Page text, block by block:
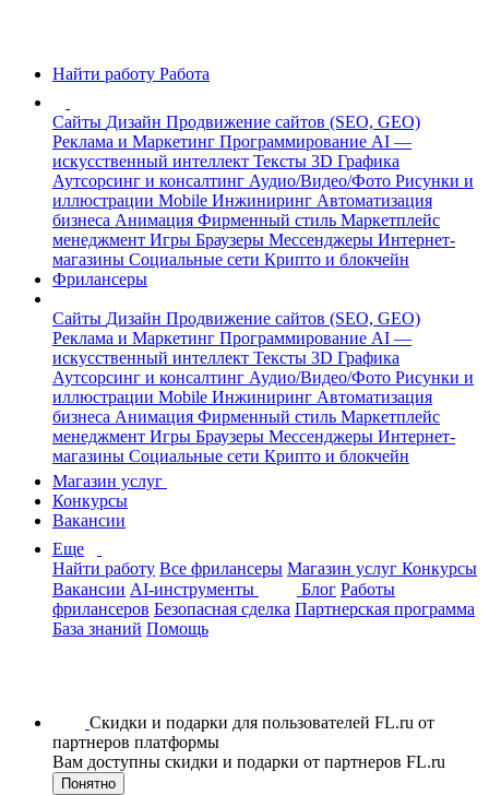
Найти работу Работа
Сайты Дизайн Продвижение сайтов (SEO, GEO)
Реклама и Маркетинг Программирование AI —
искусственный интеллект Тексты 3D Графика
Аутсорсинг и консалтинг Аудио/Видео/Фото Рисунки и
иллюстрации Mobile Инжиниринг Автоматизация
бизнеса Анимация Фирменный стиль Маркетплейс
менеджмент Игры Браузеры Мессенджеры Интернет-
магазины Социальные сети Крипто и блокчейн
Фрилансеры
Сайты Дизайн Продвижение сайтов (SEO, GEO)
Реклама и Маркетинг Программирование AI —
искусственный интеллект Тексты 3D Графика
Аутсорсинг и консалтинг Аудио/Видео/Фото Рисунки и
иллюстрации Mobile Инжиниринг Автоматизация
бизнеса Анимация Фирменный стиль Маркетплейс
менеджмент Игры Браузеры Мессенджеры Интернет-
магазины Социальные сети Крипто и блокчейн
Магазин услуг
Конкурсы
Вакансии
Еще
Найти работу Все фрилансеры Магазин услуг Конкурсы
Вакансии AI-инструменты Блог Работы
фрилансеров Безопасная сделка Партнерская программа
База знаний Помощь
Скидки и подарки для пользователей FL.ru от
партнеров платформы
Вам доступны скидки и подарки от партнеров FL.ru
Понятно